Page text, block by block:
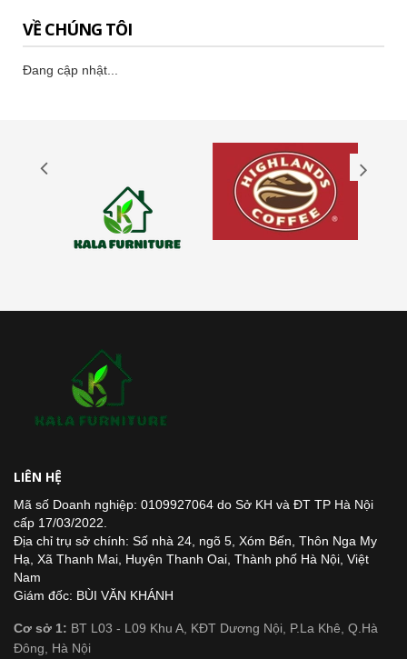
VỀ CHÚNG TÔI
Đang cập nhật...
LIÊN HỆ
Mã số Doanh nghiệp: 0109927064 do Sở KH và ĐT TP Hà Nội
cấp 17/03/2022.
Địa chỉ trụ sở chính: Số nhà 24, ngõ 5, Xóm Bến, Thôn Nga My
Hạ, Xã Thanh Mai, Huyện Thanh Oai, Thành phố Hà Nội, Việt
Nam
Giám đốc: BÙI VĂN KHÁNH
Cơ sở 1: BT L03 - L09 Khu A, KĐT Dương Nội, P.La Khê, Q.Hà
Đông, Hà Nội